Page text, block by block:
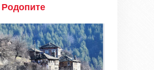
Родопите